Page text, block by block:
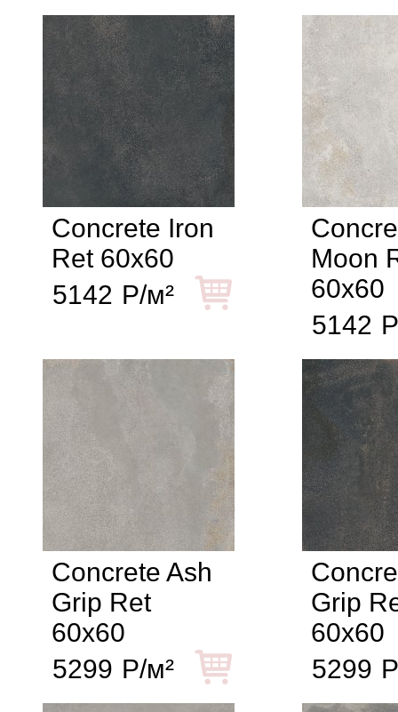
Concrete Iron
Ret 60x60
5142 Р/м²
Moon
60x60
5142
Concrete Ash
Grip Ret
60x60
5299 Р/м²
Grip
60x60
5299